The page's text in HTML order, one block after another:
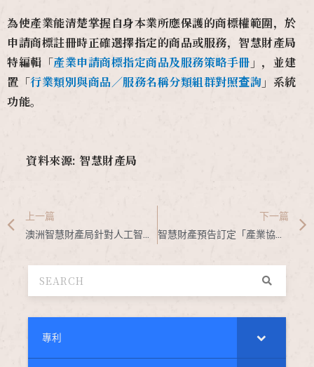
專利
為使產業能清楚掌握自身本業所應保護的商標權範圍，於
申請商標註冊時正確選擇指定的商品或服務，智慧財產局
特編輯「產業申請商標指定商品及服務策略手冊 」，並建
置「行業類別與商品／服務名稱分類組群對照查詢 」系統
功能。
資料來源: 智慧財產局
上一篇
下一篇
智慧財產預告訂定「產業協力專利審查面詢試行作業方案」